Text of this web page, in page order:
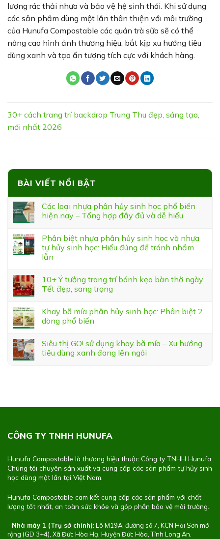
lượng rác thải nhựa và bảo vệ hệ sinh thái. Khi sử dụng
các sản phẩm dùng một lần thân thiện với môi trường
của Hunufa Compostable các quán trà sữa sẽ có thể
nâng cao hình ảnh thương hiệu, bắt kịp xu hướng tiêu
dùng xanh và tạo ấn tượng tích cực với khách hàng.
30+ cách trang trí backdrop Trung Thu đẹp, sáng tạo,
mới nhất 2026
BÀI VIẾT NỔI BẬT
Các loại nhựa phân hủy sinh học phổ biến
hiện nay – Tổng hợp đầy đủ và dễ hiểu
Phân biệt nhựa phân hủy sinh học và nhựa
tự hủy sinh học: Hiểu đúng để tránh nhầm
lẫn
10+ Ý tưởng trang trí bánh kẹo bàn thờ ngày
Tết đẹp, sang trọng
Khay bã mía phân hủy sinh học: Phân biệt 2
dòng phổ biến
Siêu thị GO! sử dụng khay bã mía – Xu hướng
tiêu dùng xanh đang lên ngôi
CÔNG TY TNHH HUNUFA
Hunufa Compostable là thương hiệu thuộc Công ty TNHH Hunufa
Chúng tôi chuyên sản xuất và cung cấp các sản phẩm tự hủy sinh
học dùng một lần tại Việt Nam.
Hunufa Compostable cam kết cung cấp các sản phẩm với chất
lượng tốt nhất, an toàn sức khỏe và góp phần bảo vệ môi trường..
- Nhà máy 1 (Trụ sở chính): Lô M19A, đường số 7, KCN Hải Sơn mở
rộng (GD 3+4), Xã Đức Hòa Hạ, Huyện Đức Hòa, Tỉnh Long An.